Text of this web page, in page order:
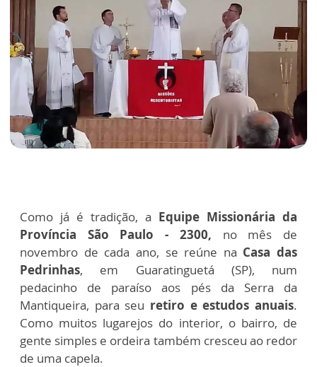
Como já é tradição, a Equipe Missionária da
Província São Paulo - 2300, no mês de
novembro de cada ano, se reúne na Casa das
Pedrinhas, em Guaratinguetá (SP), num
pedacinho de paraíso aos pés da Serra da
Mantiqueira, para seu retiro e estudos anuais.
Como muitos lugarejos do interior, o bairro, de
gente simples e ordeira também cresceu ao redor
de uma capela.